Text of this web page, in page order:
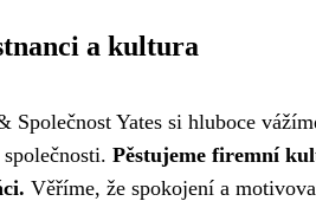
a kultura
Společnost Yates si hluboce
Pěstujeme firemní
Věříme, že spokojení a